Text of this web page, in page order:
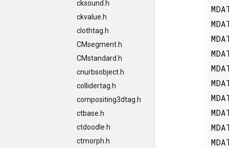
cksound.h
ckvalue.h
clothtag.h
CMsegment.h
CMstandard.h
cnurbsobject.h
collidertag.h
compositing3dtag.h
ctbase.h
ctdoodle.h
ctmorph.h